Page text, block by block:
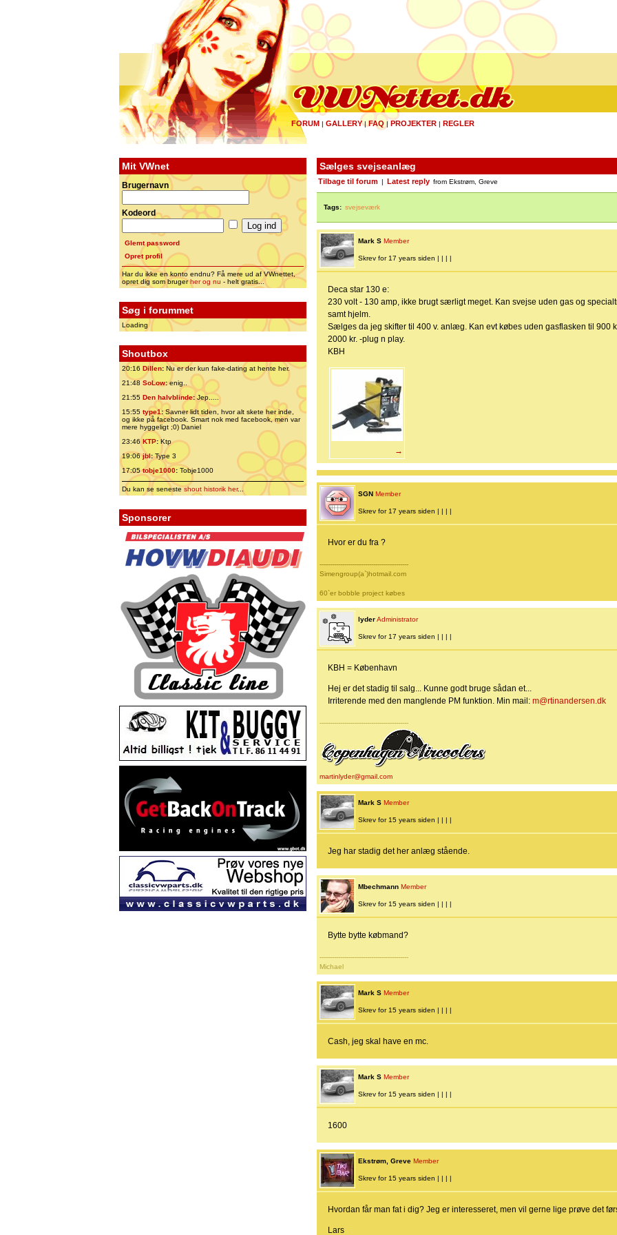
FORUM | GALLERY|FAQ | PROJEKTER | REGLER
Mit VWnet
Brugernavn
Kodeord
Glemt password
Opret profil
Har du ikke en konto endnu? Få mere ud af VWnettet,
opret dig som brugerher og nu - helt gratis...
Søg i forummet
Loading
Shoutbox
20:16 Dillen: Nu er der kun fake-dating at hente her.
21:48 SoLow:enig..
21:55 Den halvblinde:Jep.....
15:55 type1:Savner lidt tiden, hvor alt skete her inde,
og ikke på facebook. Smart nok med facebook, men var
mere hyggeligt ;0) Daniel
23:46 KTP:Ktp
19:06jbl:Type 3
17:05tobje1000: Tobje1000
Du kan se senesteshout historik her...
Sponsorer
Sælges svejseanlæg
Tilbage til forum Latest reply from Ekstrøm, Greve
Tags: svejseværk
Mark S Member
Skrev for 17 years siden | | | |
Deca star 130 e:
230 volt - 130 amp, ikke brugt særligt meget. Kan svejse uden gas og
samt hjelm.
Sælges da jeg skifter til 400 v. anlæg. Kan evt købes uden gasflasken til 900
2000 kr. -plug n play.
KBH
→
SGN Member
Skrev for 17 years siden | | | |
Hvor er du fra ?
-------------------------------------------
Simengroup(a`)hotmail.com
60`er bobble project købes
lyderAdministrator
Skrev for 17 years siden | | | |
KBH = København
Hej er det stadig til salg... Kunne godt bruge sådan et...
Irriterende med den manglende PM funktion. Min mail: m@rtinandersen.dk
-------------------------------------------
martinlyder@gmail.com
Mark S Member
Skrev for 15 years siden | | | |
Jeg har stadig det her anlæg stående.
Mbechmann Member
Skrev for 15 years siden | | | |
Bytte bytte købmand?
-------------------------------------------
Michael
Mark S Member
Skrev for 15 years siden | | | |
Cash, jeg skal have en mc.
Mark S Member
Skrev for 15 years siden | | | |
1600
Ekstrøm, Greve Member
Skrev for 15 years siden | | | |
Hvordan får man fat i dig? Jeg er interesseret, men vil gerne lige prøve det
Lars